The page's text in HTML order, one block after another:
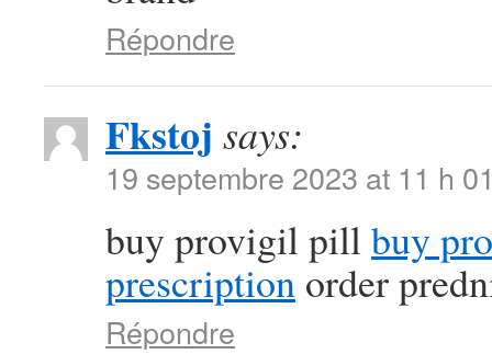
Répondre
Fkstoj says:
19 septembre 2023 at 11 h
buy provigil pillbuy
prescription order
Répondre